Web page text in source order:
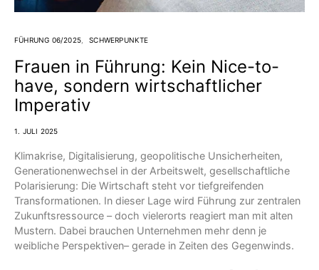
FÜHRUNG 06/2025 SCHWERPUNKTE
Frauen in Führung: Kein Nice-to-
have, sondern wirtschaftlicher
Imperativ
1. JULI 2025
Klimakrise, Digitalisierung, geopolitische Unsicherheiten,
Generationenwechsel in der Arbeitswelt, gesellschaftliche
Polarisierung: Die Wirtschaft steht vor tiefgreifenden
Transformationen. In dieser Lage wird Führung zur zentralen
Zukunftsressource – doch vielerorts reagiert man mit alten
Mustern. Dabei brauchen Unternehmen mehr denn je
weibliche Perspektiven– gerade in Zeiten des Gegenwinds.